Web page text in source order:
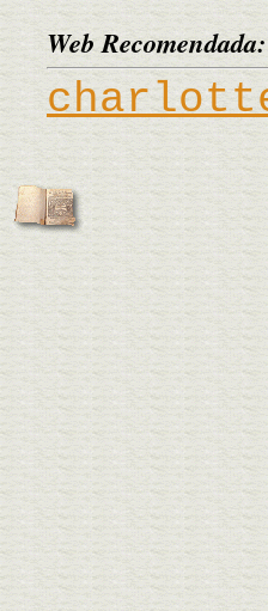
Web Recomendada: